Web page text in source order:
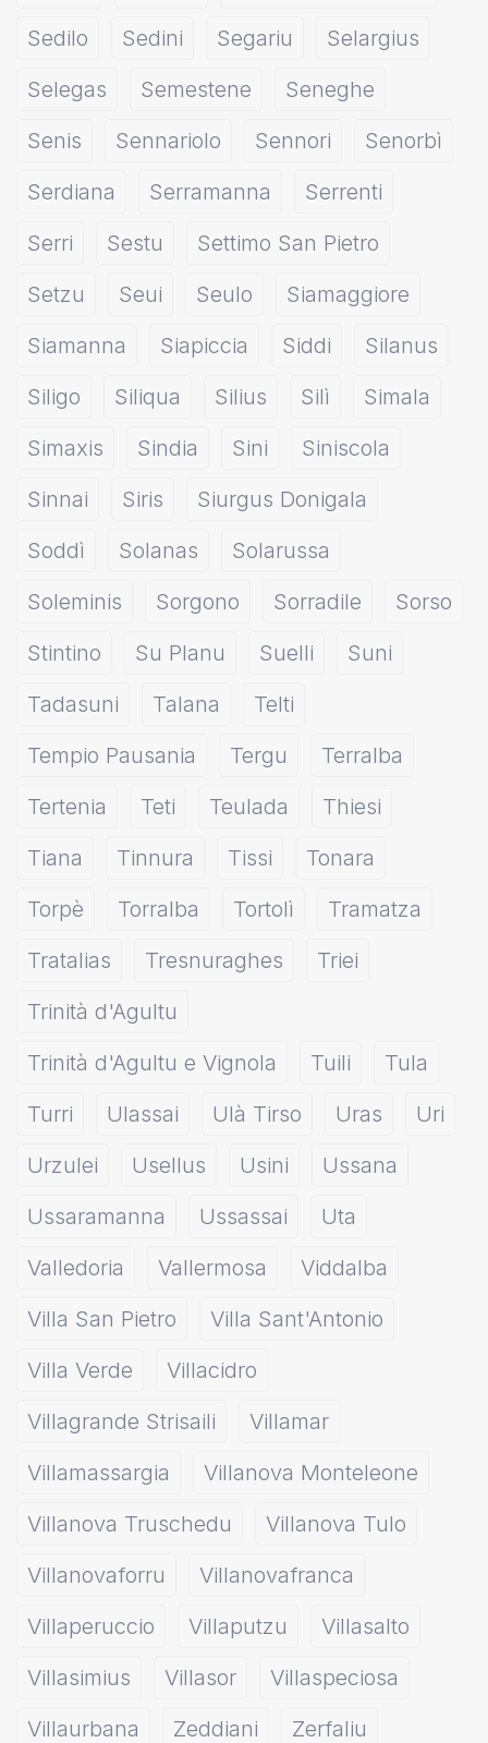
Sedilo Sedini Segariu
Selargius
Selegas
Semestene
Seneghe
Senis
Sennariolo Sennori
Senorbì
Serdiana
Serramanna
Serrenti
Serri
Sestu
Settimo San Pietro
Setzu
Seui Seulo
Siamaggiore
Siamanna
Siapiccia Siddi
Silanus
Siligo
Siliqua Silius Silì
Simala
Simaxis
Sindia Sini
Siniscola
Sinnai
Siris
Siurgus Donigala
Soddì
Solanas
Solarussa
Soleminis
Sorgono Sorradile
Sorso
Stintino
Su Planu Suelli
Suni
Tadasuni
Talana
Telti
Tempio Pausania
Tergu
Terralba
Tertenia
Teti Teulada
Thiesi
Tiana
Tinnura Tissi
Tonara
Torpè
Torralba Tortolì
Tramatza
Tratalias
Tresnuraghes
Triei
Trinità d'Agultu
Trinità d'Agultu e Vignola
Tuili
Tula
Turri
Ulassai Ulà Tirso Uras
Uri
Urzulei
Usellus Usini
Ussana
Ussaramanna
Ussassai
Uta
Valledoria
Vallermosa
Viddalba
Villa San Pietro
Villa Sant'Antonio
Villa Verde
Villacidro
Villagrande Strisaili
Villamar
Villamassargia
Villanova Monteleone
Villanova Truschedu
Villanova Tulo
Villanovaforru
Villanovafranca
Villaperuccio
Villaputzu
Villasalto
Villasimius
Villasor
Villaspeciosa
Villaurbana
Zeddiani
Zerfaliu